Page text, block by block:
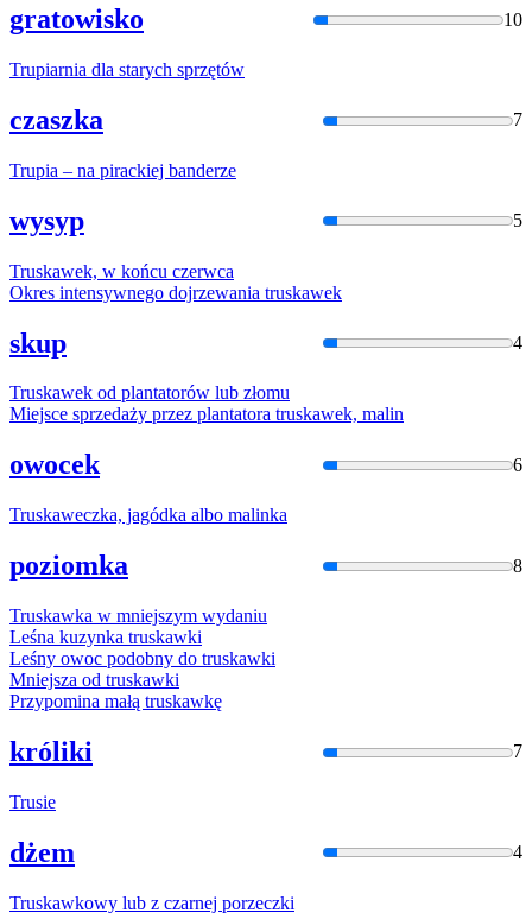
gratowisko 10
Trupiarnia dla starych sprzętów
czaszka 7
Trupia – na pirackiej banderze
wysyp 5
Truskawek, w końcu czerwca
Okres intensywnego dojrzewania truskawek
skup 4
Truskawek od plantatorów lub złomu
Miejsce sprzedaży przez plantatora truskawek, malin
owocek 6
Truskaweczka, jagódka albo malinka
poziomka 8
Truskawka w mniejszym wydaniu
Leśna kuzynka truskawki
Leśny owoc podobny do truskawki
Mniejsza od truskawki
Przypomina małą truskawkę
króliki 7
Trusie
dżem 4
Truskawkowy lub z czarnej porzeczki